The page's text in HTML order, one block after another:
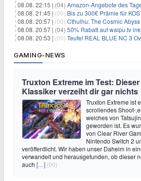
08.08. 22:15 | (04) Amazon-Angebote des Tages – jeden
08.08. 21:45 | (00) Bis zu 300€ Prämie für KOSTENLOSES Girokonto
08.08. 20:57 | (00) Cthulhu: The Cosmic Abyss PS5-
08.08. 20:57 | (04) 50% Rabatt auf waipu.tv inkl. Netflix –
08.08. 20:53 | (00) Teufel REAL BLUE NC 3 Over-Ear-
GAMING-NEWS
Truxton Extreme im Test:
Klassiker verzeiht dir gar nichts
Truxton Extreme ist
scrollendes Shoot-
welches von
geworden ist. Es
von Clear River
Nintendo Switch 2
veröffentlicht. Wir haben unser Daheim in
verwandelt und herausgefunden, ob dieser
auch […] (00)